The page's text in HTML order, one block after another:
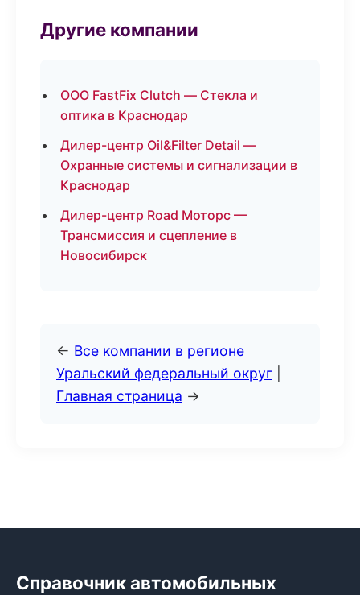
Другие компании
ООО FastFix Clutch — Стекла и
оптика в Краснодар
Дилер-центр Oil&Filter Detail —
Охранные системы и сигнализации в
Краснодар
Дилер-центр Road Моторс —
Трансмиссия и сцепление в
Новосибирск
← Все компании в регионе
Уральский федеральный округ
Главная страница →
Справочник автомобильных